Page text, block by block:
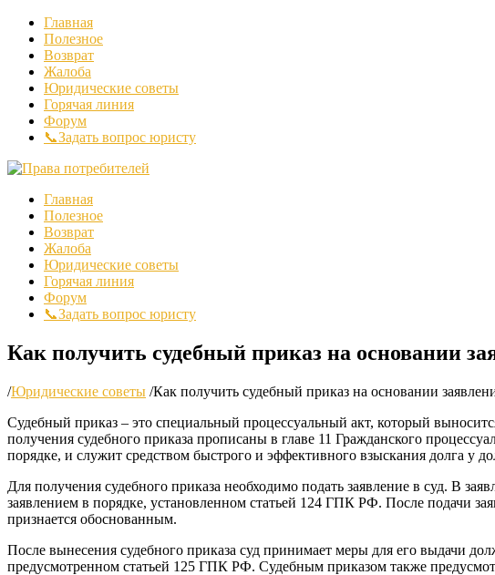
Главная
Полезное
Возврат
Жалоба
Юридические советы
Горячая линия
Форум
📞Задать вопрос юристу
Главная
Полезное
Возврат
Жалоба
Юридические советы
Горячая линия
Форум
📞Задать вопрос юристу
Как получить судебный приказ на основании
/Юридические советы /Как получить судебный приказ на основании
Судебный приказ – это специальный процессуальный акт, который
получения судебного приказа прописаны в главе 11 Гражданского
порядке, и служит средством быстрого и эффективного взыскания долга у
Для получения судебного приказа необходимо подать заявление в суд. В
заявлением в порядке, установленном статьей 124 ГПК РФ. После подачи
признается обоснованным.
После вынесения судебного приказа суд принимает меры для его выдачи
предусмотренном статьей 125 ГПК РФ. Судебным приказом также